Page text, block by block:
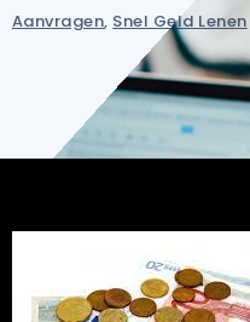
Aanvragen, Snel Geld Lenen